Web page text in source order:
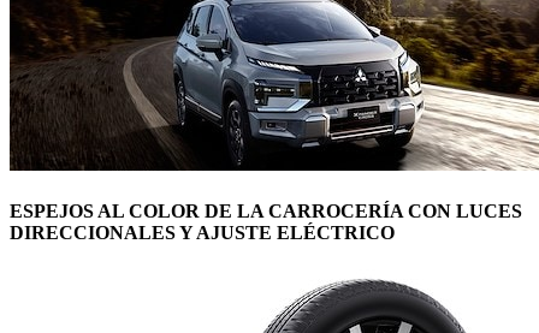
ESPEJOS AL COLOR DE LA CARROCERÍA CON LUCES
DIRECCIONALES Y AJUSTE ELÉCTRICO